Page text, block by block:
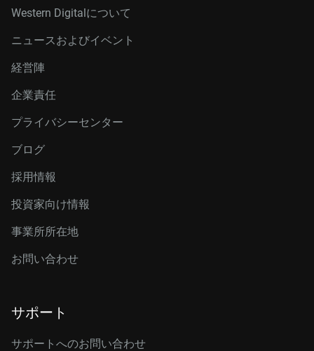
Western Digitalについて
ニュースおよびイベント
経営陣
企業責任
プライバシーセンター
ブログ
採用情報
投資家向け情報
事業所所在地
お問い合わせ
サポート
サポートへのお問い合わせ